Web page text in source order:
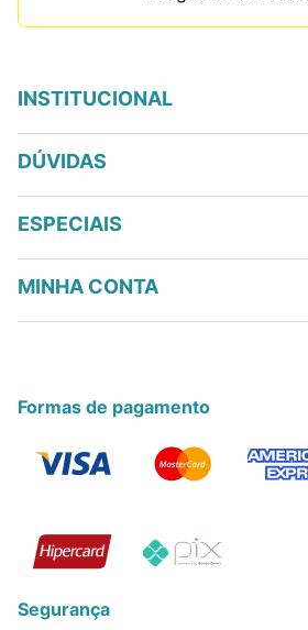
INSTITUCIONAL
DÚVIDAS
ESPECIAIS
MINHA CONTA
Formas de pagamento
Segurança